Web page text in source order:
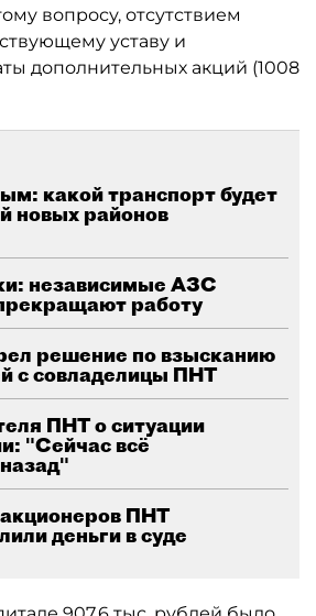
вопросу, отсутствием
уставу и
дополнительных акций (1008
какой транспорт будет
новых районов
независимые АЗС
работу
решение по взысканию
с совладелицы ПНТ
ПНТ о ситуации
"Сейчас всё
ПНТ
деньги в суде